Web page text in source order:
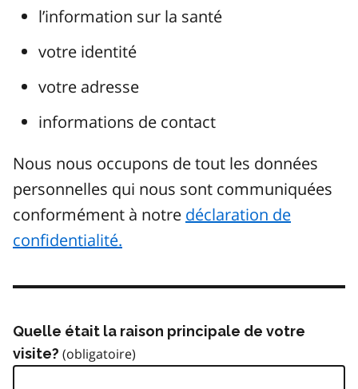
l’information sur la santé
votre identité
votre adresse
informations de contact
Nous nous occupons de tout les données
personnelles qui nous sont communiquées
conformément à notre déclaration de
confidentialité.
Quelle était la raison principale de votre
visite?